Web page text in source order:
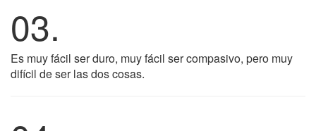
03.
Es muy fácil ser duro, muy fácil ser compasivo, pero muy
difícil de ser las dos cosas.